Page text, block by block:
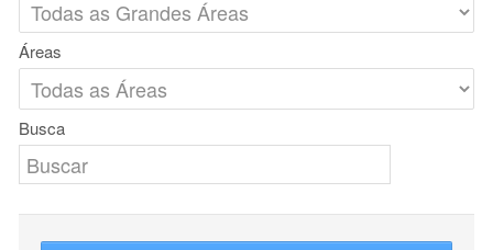
Áreas
Busca